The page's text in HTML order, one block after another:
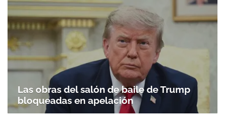
Las obras del salón de baile de Trump
bloqueadas en apelación